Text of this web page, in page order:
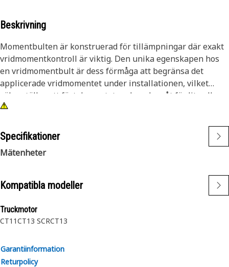
Beskrivning
Momentbulten är konstruerad för tillämpningar där exakt
vridmomentkontroll är viktig. Den unika egenskapen hos
en vridmomentbult är dess förmåga att begränsa det
applicerade vridmomentet under installationen, vilket
säkerställer att fästelementet varken dras åt för lite eller
för hårt.
Attribut:
• Kontrollera det applicerade vridmomentet.
• Förhindra överåtdragning.
Program:
Momentbulten säkerställer korrekt och konsekvent
fastspänningskraft i leder och förhindrar underåtdragning,
Specifikationer
Mätenheter
Kompatibla modeller
Truckmotor
CT11CT13 SCRCT13
Garantiinformation
Returpolicy